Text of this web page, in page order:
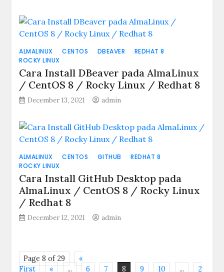
Redhat
WordPress
Google
Cloud
ALMALINUX CENTOS DBEAVER
REDHAT 8
ROCKY LINUX
Cara Install DBeaver pada AlmaLinux
/ CentOS 8 / Rocky Linux / Redhat 8
December 13, 2021 admin
ALMALINUX CENTOS GITHUB
REDHAT 8
ROCKY LINUX
Cara Install GitHub Desktop pada
AlmaLinux / CentOS 8 / Rocky Linux
/ Redhat 8
December 12, 2021 admin
Page 8 of 29
«
First
« ... 6 7 8 9 10 ... 2